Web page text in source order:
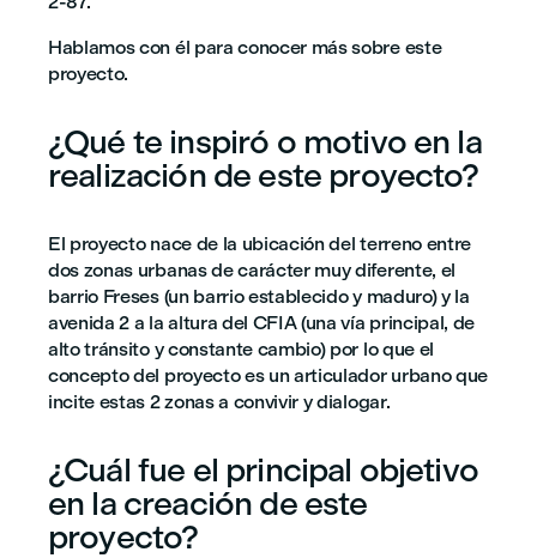
Hablamos con él para conocer más sobre este
proyecto.
¿Qué te inspiró o motivo en la
realización de este proyecto?
El proyecto nace de la ubicación del terreno entre
dos zonas urbanas de carácter muy diferente, el
barrio Freses (un barrio establecido y maduro) y la
avenida 2 a la altura del CFIA (una vía principal, de
alto tránsito y constante cambio) por lo que el
concepto del proyecto es un articulador urbano que
incite estas 2 zonas a convivir y dialogar.
¿Cuál fue el principal objetivo
en la creación de este
proyecto?